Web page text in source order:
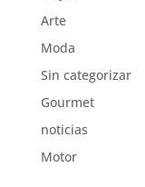
Arte
Moda
Sin categorizar
Gourmet
noticias
Motor